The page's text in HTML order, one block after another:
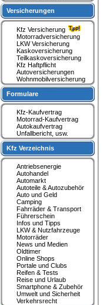
Versicherungen
Kfz Versicherung
Motorradversicherung
LKW Versicherung
Kaskoversicherung
Teilkaskoversicherung
Kfz Haftpflicht
Autoversicherungen
Wohnmobilversicherung
Formulare
Kfz-Kaufvertrag
Motorrad-Kaufvertrag
Autokaufvertrag
Unfallbericht, usw.
Kfz Verzeichnis
Antriebsenergie
Autohandel
Automarkt
Autoteile & Autozubehör
Auto und Geld
Camping
Fahrräder & Transport
Führerschein
Infos und Tipps
LKW & Nutzfahrzeuge
Motorräder
News und Medien
Oldtimer
Online Shops
Portale und Clubs
Reifen & Tests
Reise und Urlaub
Smartphone & Zubehör
Umwelt und Sicherheit
Verkehrsrecht